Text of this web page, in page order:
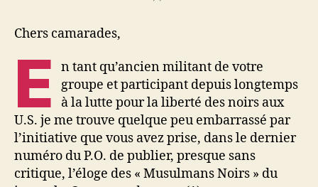
Chers camarades,
E
n tant qu’ancien militant de votre
groupe et participant depuis longtemps
à la lutte pour la liberté des noirs aux
U.S. je me trouve quelque peu embarrassé par
l’initiative que vous avez prise, dans le dernier
numéro du P.O. de publier, presque sans
critique, l’éloge des « Musulmans Noirs » du